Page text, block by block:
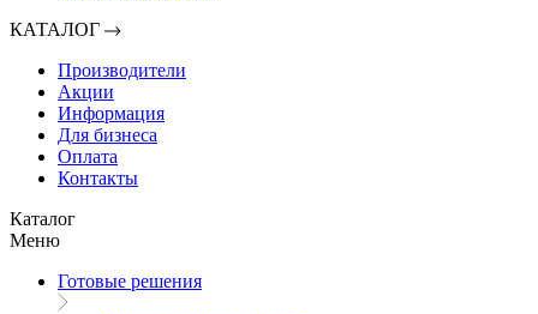
КАТАЛОГ
Производители
Акции
Информация
Для бизнеса
Оплата
Контакты
Каталог
Меню
Готовые решения